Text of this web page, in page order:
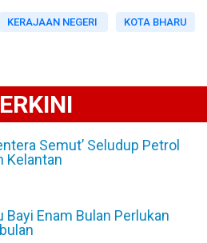
KERAJAAN NEGERI
KOTA BHARU
Semut’ Seludup Petrol
Kelantan
Enam Bulan Perlukan